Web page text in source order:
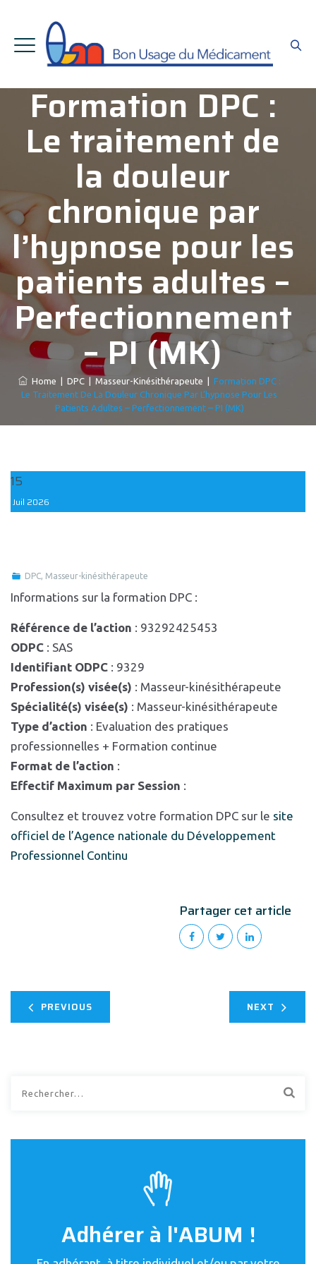
Formation DPC :
Le traitement de
la douleur
chronique par
l’hypnose pour les
patients adultes –
Perfectionnement
– PI (MK)
Home DPC| Masseur-Kinésithérapeute
Formation DPC :
Le Traitement De La Douleur Chronique Par L’hypnose Pour Les
Patients Adultes – Perfectionnement – PI (MK)
15
Juil 2026
DPC, Masseur-kinésithérapeute
Informations sur la formation DPC :
Référence de l’action : 93292425453
ODPC : SAS
Identifiant ODPC : 9329
Profession(s) visée(s) : Masseur-kinésithérapeute
Spécialité(s) visée(s) : Masseur-kinésithérapeute
Type d’action : Evaluation des pratiques
professionnelles + Formation continue
Format de l’action :
Effectif Maximum par Session :
Consultez et trouvez votre formation DPC sur le site
officiel de l’Agence nationale du Développement
Professionnel Continu
Partager cet article
PREVIOUS NEXT
Adhérer à l'ABUM !